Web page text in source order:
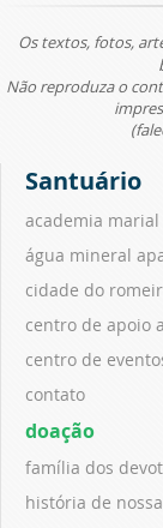
Os textos, fotos,
Não reproduza o
Santuário
academia marial
água mineral
cidade do
centro de apoio
centro de
contato
doação
família dos
história de